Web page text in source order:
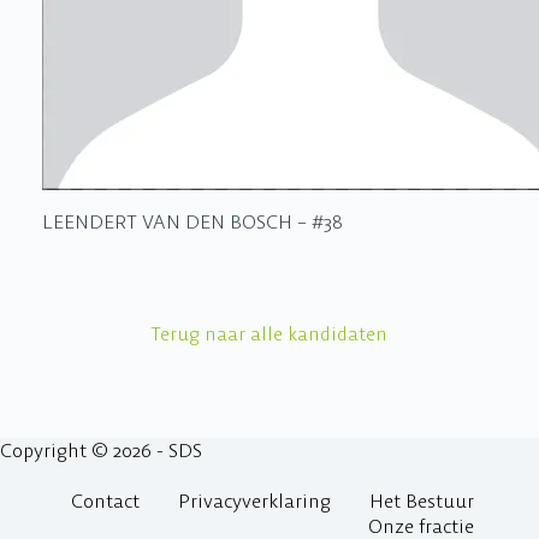
LEENDERT VAN DEN BOSCH – #38
Terug naar alle kandidaten
Copyright © 2026 - SDS
Contact Privacyverklaring
Het Bestuur
Onze fractie